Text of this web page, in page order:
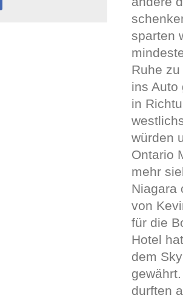
sparten
Ruhe
ins Auto
in
würden
Ontario
mehr
Niagara
von
für die
Hotel
dem
durften